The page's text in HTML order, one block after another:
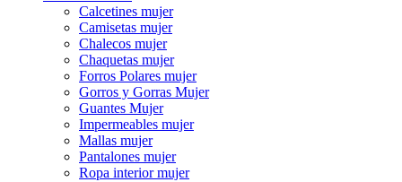
Calcetines mujer
Camisetas mujer
Chalecos mujer
Chaquetas mujer
Forros Polares mujer
Gorros y Gorras Mujer
Guantes Mujer
Impermeables mujer
Mallas mujer
Pantalones mujer
Ropa interior mujer